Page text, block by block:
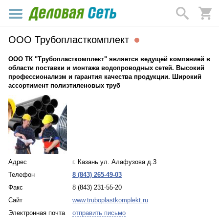
ООО Трубопласткомплект
ООО ТК "Трубопласткомплект" является ведущей компанией в
области поставки и монтажа водопроводных сетей. Высокий
профессионализм и гарантия качества продукции. Широкий
ассортимент полиэтиленовых труб
Адрес
г. Казань ул. Алафузова д.3
Телефон
8 (843) 265-49-03
Факс
8 (843) 231-55-20
Сайт
www.truboplastkomplekt.ru
Электронная почта
отправить письмо